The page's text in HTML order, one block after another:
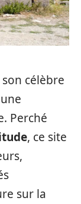
célèbre
Perché
, ce site
sur la